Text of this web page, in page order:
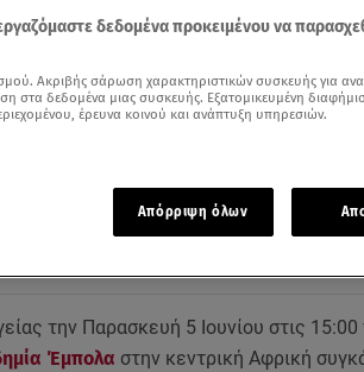
Αφρική από την έξαρση κρουσμάτων της επιδημίας
άρθρα μας στα αποτελέσματα αναζήτησης
Add star.gr on Google
την Παρασκευή 5 Ιουνίου στις 15:00
Έμπολα στην κεντρική Αφρική
δεδομένα προκειμένου να
Ακριβής σάρωση χαρακτηριστικών συσκευής για
δεδομένα μιας συσκευής. Εξατομικευμένη
έρευνα κοινού και ανάπτυξη υπηρεσιών.
Απόρριψη όλων